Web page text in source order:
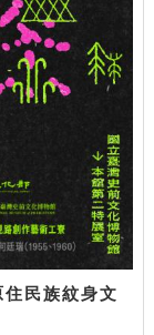
住民族紋身文